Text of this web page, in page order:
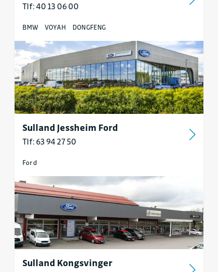
Tlf: 40 13 06 00
BMW VOYAH DONGFENG
Sulland Jessheim Ford
Tlf: 63 94 27 50
Ford
Sulland Kongsvinger